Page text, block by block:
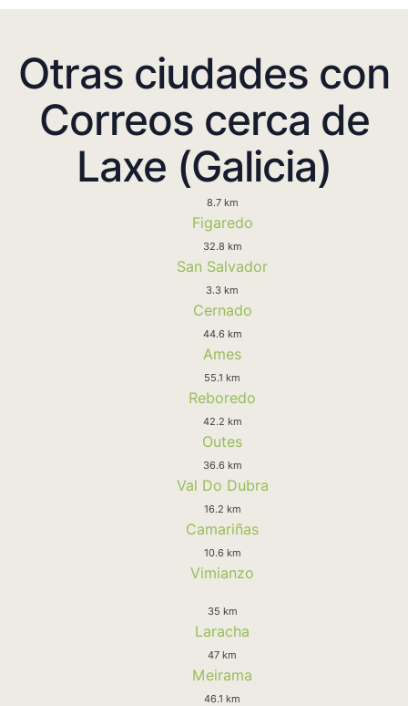
Otras ciudades con
Correos cerca de
Laxe (Galicia)
8.7 km
Figaredo
32.8 km
San Salvador
3.3 km
Cernado
44.6 km
Ames
55.1 km
Reboredo
42.2 km
Outes
36.6 km
Val Do Dubra
16.2 km
Camariñas
10.6 km
Vimianzo
35 km
Laracha
47 km
Meirama
46.1 km